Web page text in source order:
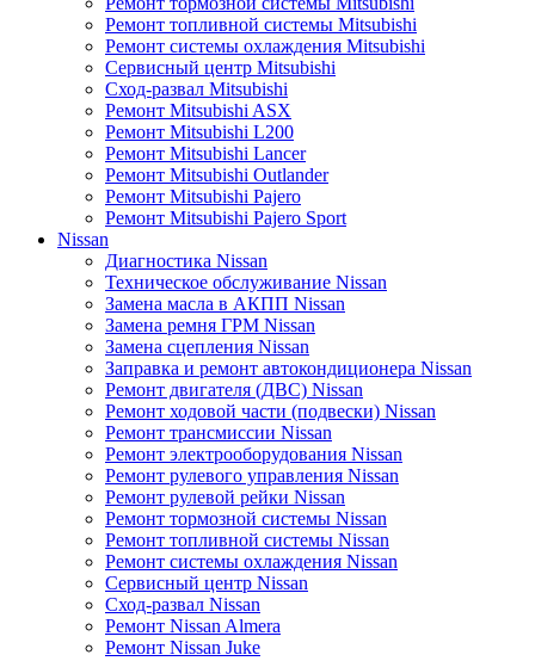
Ремонт топливной системы Mitsubishi
Ремонт системы охлаждения Mitsubishi
Сервисный центр Mitsubishi
Сход-развал Mitsubishi
Ремонт Mitsubishi ASX
Ремонт Mitsubishi L200
Ремонт Mitsubishi Lancer
Ремонт Mitsubishi Outlander
Ремонт Mitsubishi Pajero
Ремонт Mitsubishi Pajero Sport
Nissan
Диагностика Nissan
Техническое обслуживание Nissan
Замена масла в АКПП Nissan
Замена ремня ГРМ Nissan
Замена сцепления Nissan
Заправка и ремонт автокондиционера Nissan
Ремонт двигателя (ДВС) Nissan
Ремонт ходовой части (подвески) Nissan
Ремонт трансмиссии Nissan
Ремонт электрооборудования Nissan
Ремонт рулевого управления Nissan
Ремонт рулевой рейки Nissan
Ремонт тормозной системы Nissan
Ремонт топливной системы Nissan
Ремонт системы охлаждения Nissan
Сервисный центр Nissan
Сход-развал Nissan
Ремонт Nissan Almera
Ремонт Nissan Juke